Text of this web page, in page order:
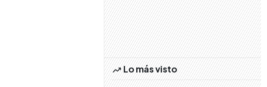
Lo más visto